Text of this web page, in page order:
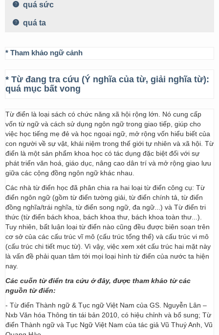
quá sức
quá ta
* Tham khảo ngữ cảnh
* Từ đang tra cứu (Ý nghĩa của từ, giải nghĩa từ):
quá mục bất vong
Từ điển là loại sách có chức năng xã hội rộng lớn. Nó cung cấp
vốn từ ngữ và cách sử dụng ngôn ngữ trong giao tiếp, giúp cho
việc học tiếng mẹ đẻ và học ngoại ngữ, mở rộng vốn hiểu biết của
con người về sự vật, khái niệm trong thế giới tự nhiên và xã hội. Từ
điển là một sản phẩm khoa học có tác dụng đặc biệt đối với sự
phát triển văn hoá, giáo dục, nâng cao dân trí và mở rộng giao lưu
giữa các cộng đồng ngôn ngữ khác nhau.
Các nhà từ điển học đã phân chia ra hai loại từ điển công cụ: Từ
điển ngôn ngữ (gồm từ điển tường giải, từ điển chính tả, từ điển
đồng nghĩa/trái nghĩa, từ điển song ngữ, đa ngữ...) và Từ điển tri
thức (từ điển bách khoa, bách khoa thư, bách khoa toàn thư...).
Tuy nhiên, bất luận loại từ điển nào cũng đều được biên soạn trên
cơ sở của các cấu trúc vĩ mô (cấu trúc tổng thể) và cấu trúc vi mô
(cấu trúc chi tiết mục từ). Vì vậy, việc xem xét cấu trúc hai mặt này
là vấn đề phải quan tâm tới mọi loại hình từ điển của nước ta hiện
nay.
Các cuốn từ điển tra cứu ở đây, được tham khảo từ các
nguồn từ điển:
- Từ điển Thành ngữ & Tục ngữ Việt Nam của GS. Nguyễn Lân –
Nxb Văn hóa Thông tin tái bản 2010, có hiệu chỉnh và bổ sung; Từ
điển Thành ngữ và Tục Ngữ Việt Nam của tác giả Vũ Thuý Anh, Vũ